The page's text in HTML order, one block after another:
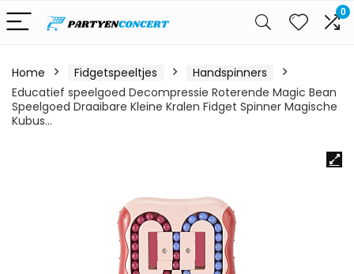
0
Home Fidgetspeeltjes
Handspinners
Educatief speelgoed Decompressie Roterende Magic Bean
Speelgoed Draaibare Kleine Kralen Fidget Spinner Magische
Kubus…